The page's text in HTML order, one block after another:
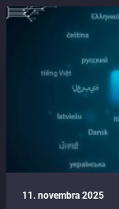
11. novembra 2025